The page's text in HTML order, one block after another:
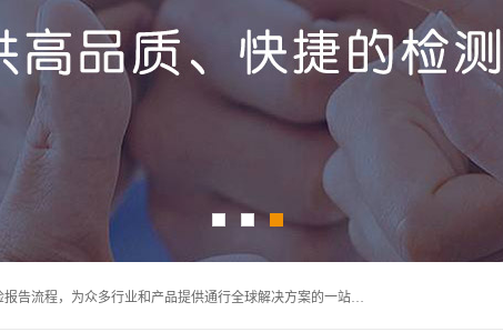
深圳万检通科技有限公司主营:iso9001质量认证机构及质检报告流程，为众多行业和产品提供通行全球解决方案的一站式全领域公共检测、鉴定、验货、srrc认证,质量检测认证及CE认证公司，帮助企业应对全球各种技术贸易壁垒，提升企业竞争优势，满足其对品质的高标准要求。